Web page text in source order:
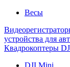
Весы
устройства для
Квадрокоптеры
DJI Mini